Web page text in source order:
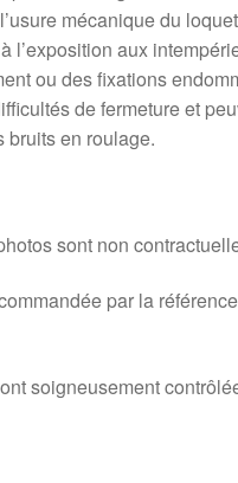
mécanique du
l’exposition aux
ou des fixations
de fermeture et
bruits en roulage.
sont non
par la
soigneusement